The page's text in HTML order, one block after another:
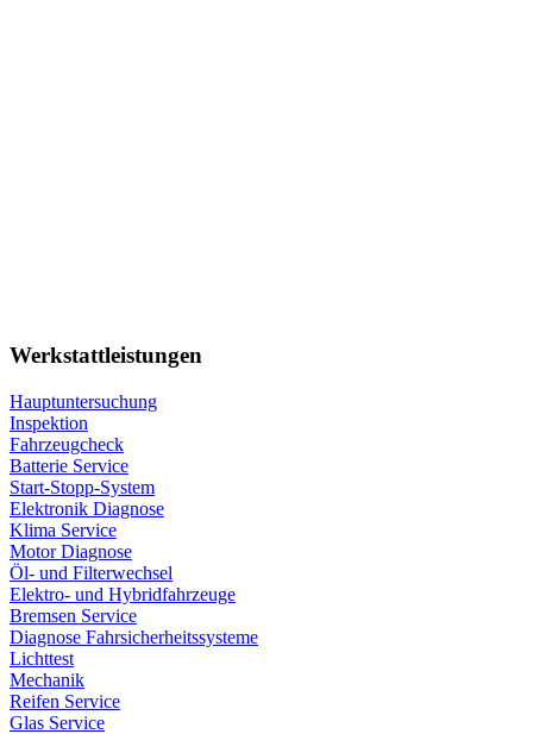
Werkstattleistungen
Hauptuntersuchung
Inspektion
Fahrzeugcheck
Batterie Service
Start-Stopp-System
Elektronik Diagnose
Klima Service
Motor Diagnose
Öl- und Filterwechsel
Elektro- und Hybridfahrzeuge
Bremsen Service
Diagnose Fahrsicherheitssysteme
Lichttest
Mechanik
Reifen Service
Glas Service